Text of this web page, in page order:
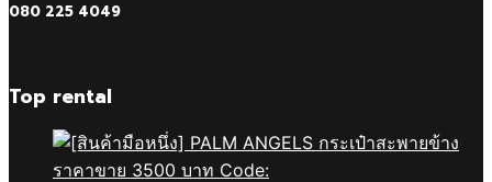
080 225 4049
Top rental